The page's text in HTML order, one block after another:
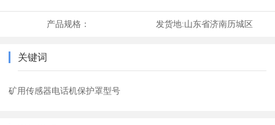
产品规格： 发货地:山东省济南历城区
关键词
矿用传感器电话机保护罩型号